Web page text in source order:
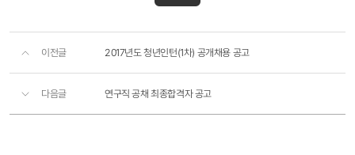
이전글 2017년도 청년인턴(1차) 공개채용 공고
다음글 연구직 공채 최종합격자 공고